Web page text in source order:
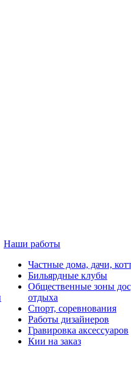
Наши работы
Частные дома, дачи,
Бильярдные клубы
Общественные зоны
отдыха
Спорт, соревнования
Работы дизайнеров
Гравировка аксессуаров
Кии на заказ